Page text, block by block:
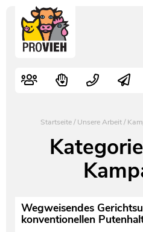
Schnellwahl
Startseite/Unsere Arbeit/
Wegweisendes
konventionellen
Nutztiere
Alte Nutztierrassen
Video- und Audiothek
Kampagnen
Fachliche Arbeit
Verbraucherinfos
Mitglied werden – langfristig helfen
Spenden
Freiwille Beitragserhöhung
Tierschutz verschenken
Kontakt
Leitbild
Pressekontakt
Newsletter
Pressespiegel